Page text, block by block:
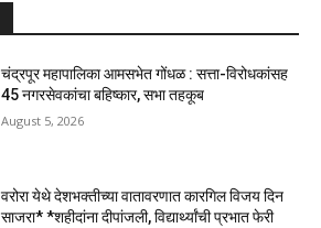
चंद्रपूर महापालिका आमसभेत गोंधळ : सत्ता-विरोधकांसह
45 नगरसेवकांचा बहिष्कार, सभा तहकूब
August 5, 2026
वरोरा येथे देशभक्तीच्या वातावरणात कारगिल विजय दिन
साजरा* *शहीदांना दीपांजली, विद्यार्थ्यांची प्रभात फेरी